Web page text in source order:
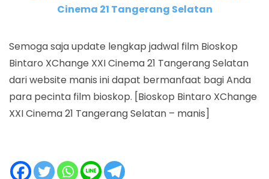
Cinema 21 Tangerang Selatan
Semoga saja update lengkap jadwal film Bioskop
Bintaro XChange XXI Cinema 21 Tangerang Selatan
dari website manis ini dapat bermanfaat bagi Anda
para pecinta film bioskop. [Bioskop Bintaro XChange
XXI Cinema 21 Tangerang Selatan – manis]